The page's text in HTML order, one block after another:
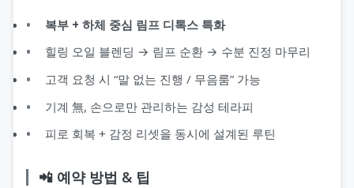
복부 + 하체 중심 림프 디톡스 특화
힐링 오일 블렌딩 → 림프 순환 → 수분 진정 마무리
고객 요청 시 “말 없는 진행 / 무음룸” 가능
기계 無, 손으로만 관리하는 감성 테라피
피로 회복 + 감정 리셋을 동시에 설계된 루틴
📲 예약 방법 & 팁